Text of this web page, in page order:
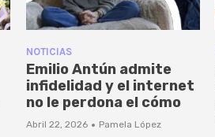
NOTICIAS
Emilio Antún admite
infidelidad y el internet
no le perdona el cómo
Abril 22, 2026 · Pamela López